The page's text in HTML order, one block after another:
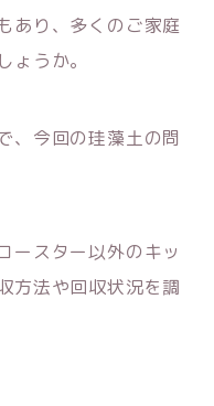
あり、多くのご家庭
うか。
、今回の珪藻土の問
ースター以外のキッ
方法や回収状況を調